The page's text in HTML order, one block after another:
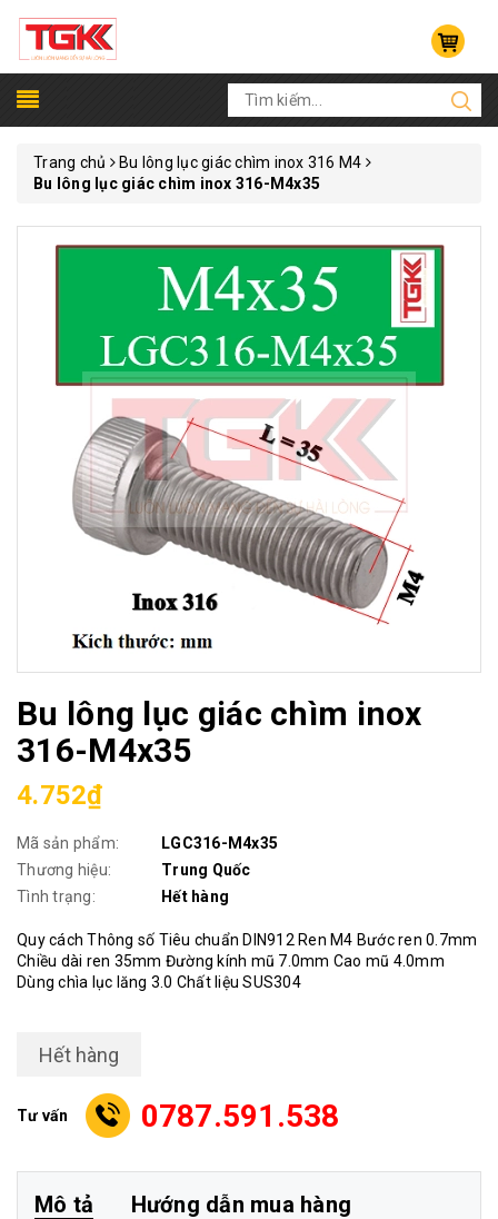
Trang chủ
Bu lông lục giác chìm inox 316 M4
Bu lông lục giác chìm inox 316-M4x35
Bu lông lục giác chìm inox
316-M4x35
4.752₫
Mã sản phẩm:
LGC316-M4x35
Thương hiệu:
Trung Quốc
Tình trạng:
Hết hàng
Quy cách Thông số Tiêu chuẩn DIN912 Ren M4 Bước ren 0.7mm
Chiều dài ren 35mm Đường kính mũ 7.0mm Cao mũ 4.0mm
Dùng chìa lục lăng 3.0 Chất liệu SUS304
Hết hàng
Tư vấn 0787.591.538
Mô tả Hướng dẫn mua hàng